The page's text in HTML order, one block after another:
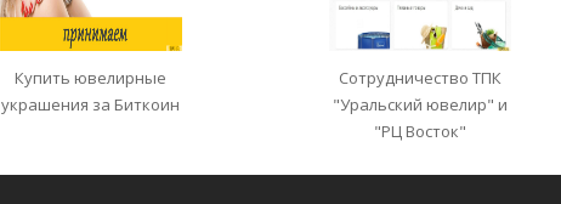
Купить ювелирные
украшения за Биткоин
Сотрудничество ТПК
"Уральский ювелир" и
"РЦ Восток"